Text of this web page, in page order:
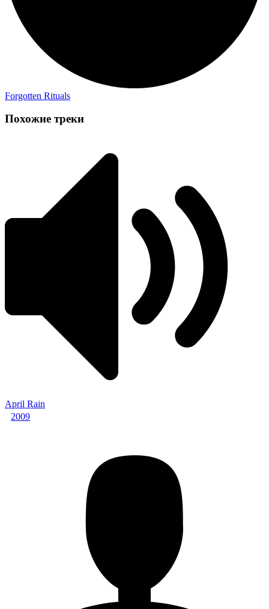
Forgotten Rituals
Похожие треки
April Rain
2009